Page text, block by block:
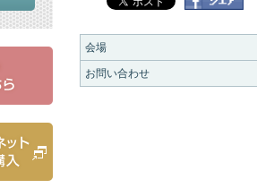
会場
お問い合わせ